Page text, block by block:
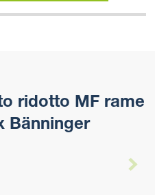
ridotto MF rame
Bänninger